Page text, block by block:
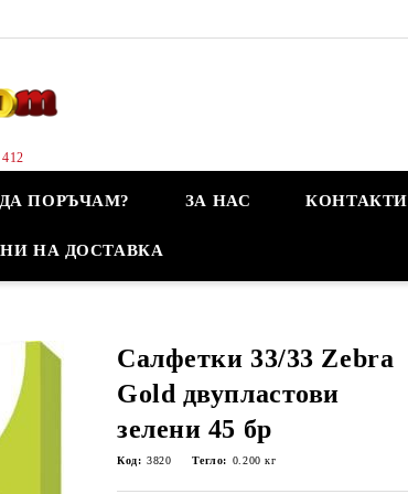
ПОРЪЧАМ? ЗА НАС КОНТАКТИ
НА ДОСТАВКА
Салфетки 33/33 Zebra
Gold двупластови
зелени 45 бр
Код: 3820 Тегло: 0.200 кг